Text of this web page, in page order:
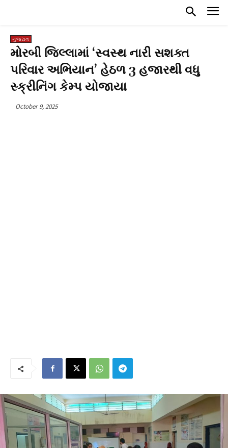
ગુજરાત
મોરબી જિલ્લામાં ‘સ્વસ્થ નારી સશક્ત
પરિવાર અભિયાન’ હેઠળ 3 હજારથી વધુ
સ્ક્રીનિંગ કેમ્પ યોજાયા
October 9, 2025